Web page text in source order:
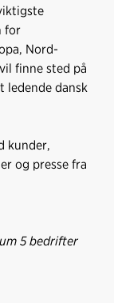
for
Nord-
finne sted på
ledende dansk
kunder,
og presse fra
5 bedrifter